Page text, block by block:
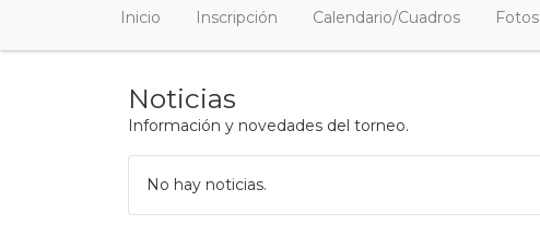
Inicio Inscripción Calendario/Cuadros Fotos
Noticias
Información y novedades del torneo.
No hay noticias.